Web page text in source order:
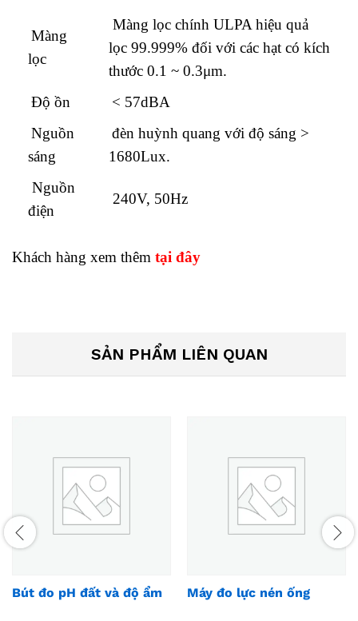
Màng
lọc
Màng lọc chính ULPA hiệu quả
lọc 99.999% đối với các hạt có kích
thước 0.1 ~ 0.3μm.
Độ ồn
< 57dBA
Nguồn
sáng
đèn huỳnh quang với độ sáng >
1680Lux.
Nguồn
điện
240V, 50Hz
Khách hàng xem thêm tại đây
SẢN PHẨM LIÊN QUAN
Bút đo pH đất và độ ẩm Máy đo lực nén ống